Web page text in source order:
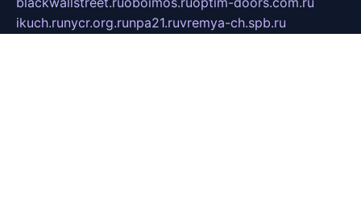
ikuch.runycr.org.runpa21.ruvremya-ch.spb.ru